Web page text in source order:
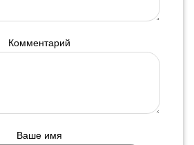
Комментарий
Ваше имя